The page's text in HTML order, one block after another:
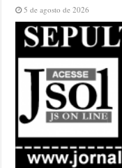
5 de agosto de 2026